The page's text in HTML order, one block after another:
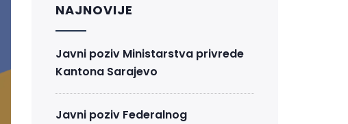
NAJNOVIJE
Javni poziv Ministarstva privrede
Kantona Sarajevo
Javni poziv Federalnog